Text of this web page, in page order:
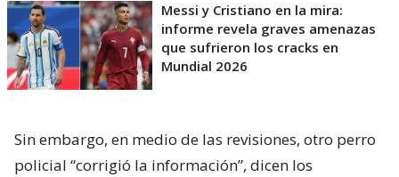
Messi y Cristiano en la mira:
informe revela graves amenazas
que sufrieron los cracks en
Mundial 2026
Sin embargo, en medio de las revisiones, otro perro
policial “corrigió la información”, dicen los